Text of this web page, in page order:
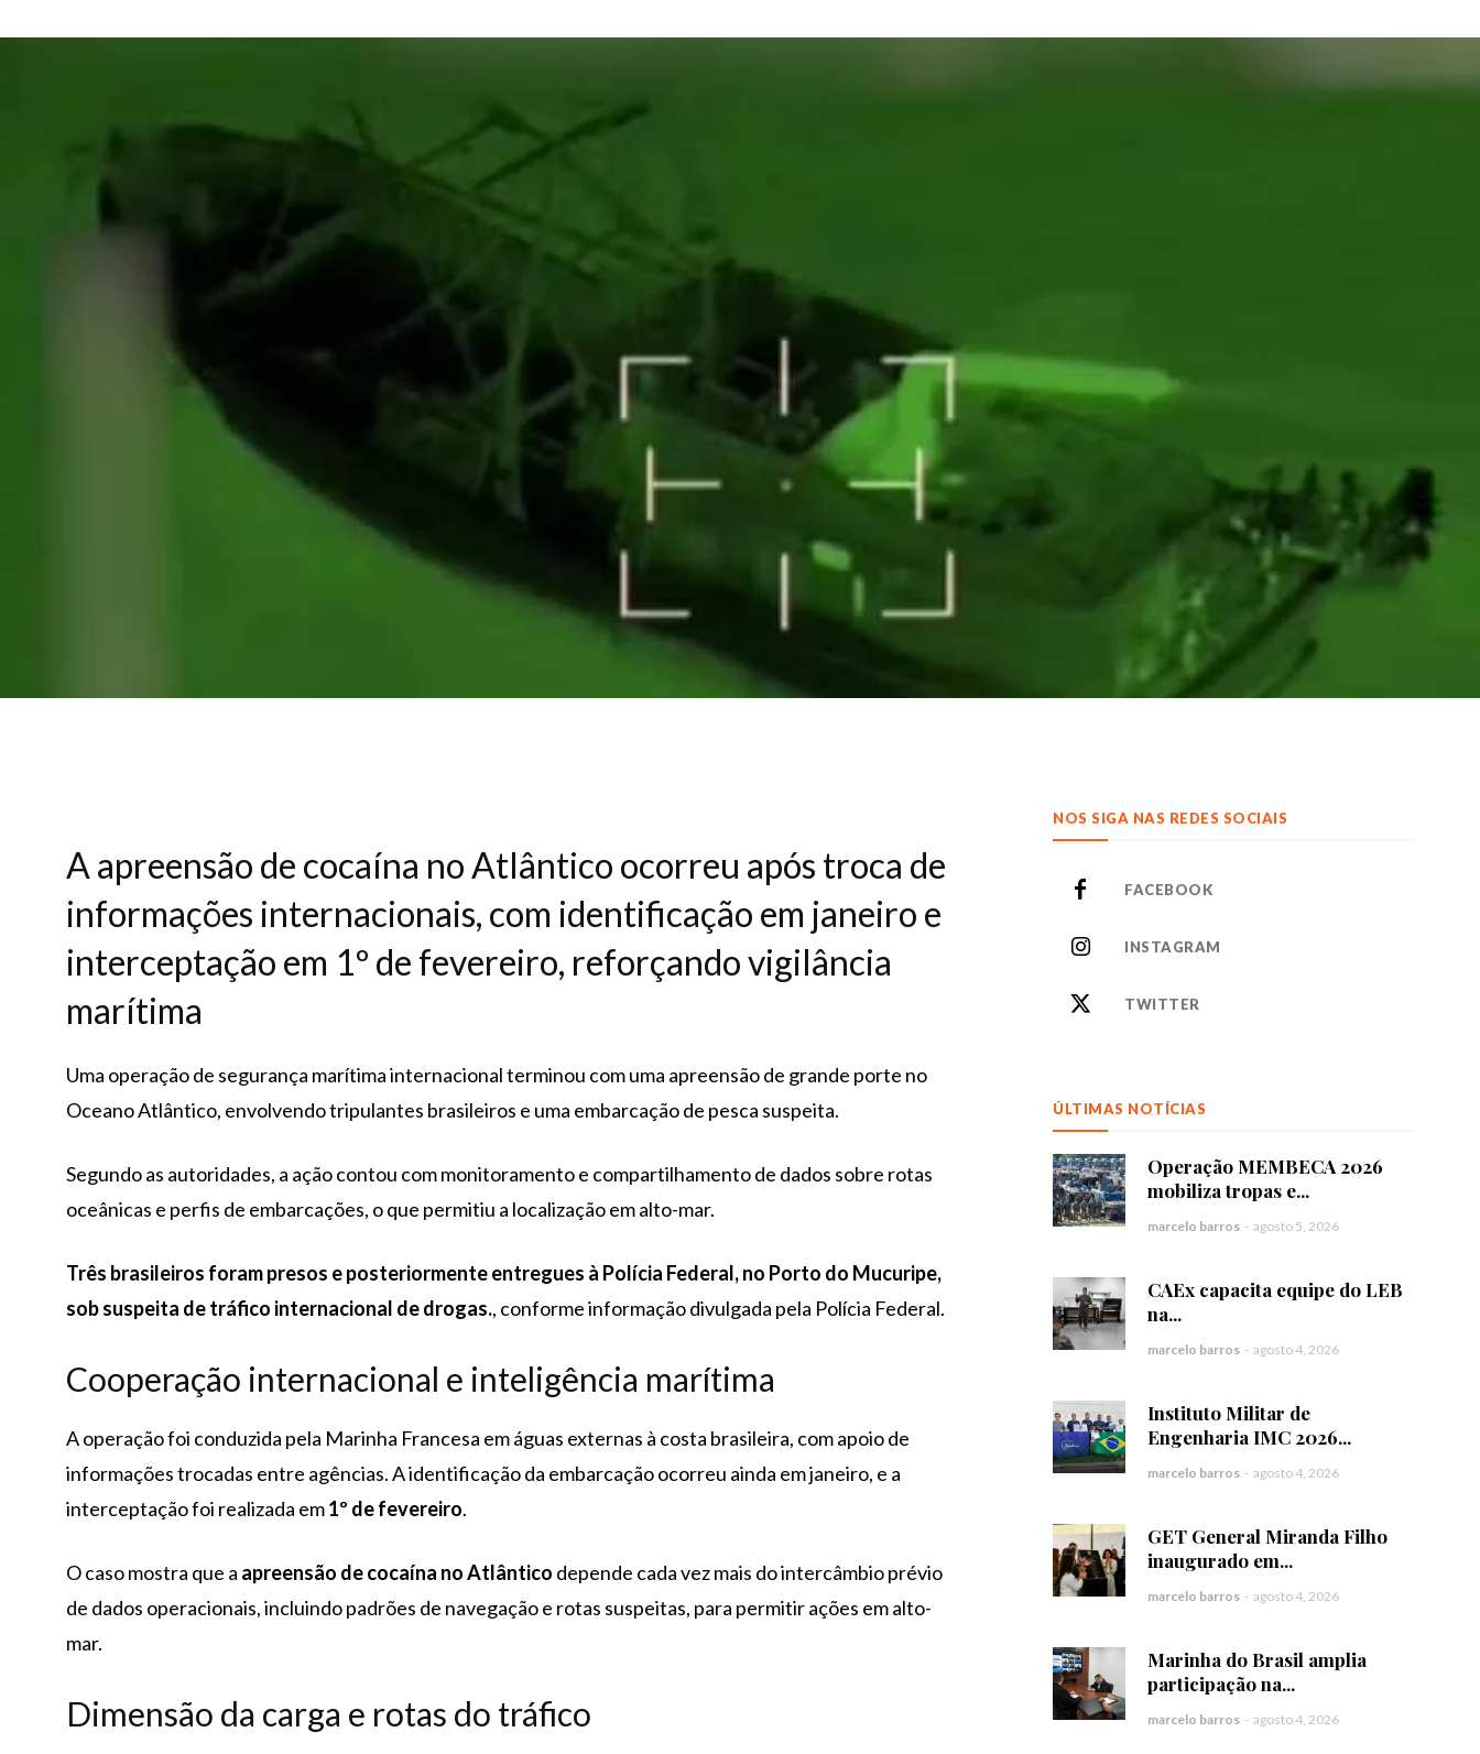
A apreensão de cocaína no Atlântico ocorreu após troca de
informações internacionais, com identificação em janeiro e
interceptação em 1º de fevereiro, reforçando vigilância
marítima
Uma operação de segurança marítima internacional terminou com uma apreensão de grande porte no
Oceano Atlântico, envolvendo tripulantes brasileiros e uma embarcação de pesca suspeita.
Segundo as autoridades, a ação contou com monitoramento e compartilhamento de dados sobre rotas
oceânicas e perfis de embarcações, o que permitiu a localização em alto-mar.
Três brasileiros foram presos e posteriormente entregues à Polícia Federal, no Porto do Mucuripe,
sob suspeita de tráfico internacional de drogas., conforme informação divulgada pela Polícia Federal.
Cooperação internacional e inteligência marítima
A operação foi conduzida pela Marinha Francesa em águas externas à costa brasileira, com apoio de
informações trocadas entre agências. A identificação da embarcação ocorreu ainda em janeiro, e a
interceptação foi realizada em1º de fevereiro.
O caso mostra que a apreensão de cocaína no Atlântico depende cada vez mais do intercâmbio prévio
de dados operacionais, incluindo padrões de navegação e rotas suspeitas, para permitir ações em alto-
mar.
Dimensão da carga e rotas do tráfico
NOS SIGA NAS REDES SOCIAIS
FACEBOOK
INSTAGRAM
TWITTER
ÚLTIMAS NOTÍCIAS
Operação MEMBECA 2026
mobiliza tropas e...
marcelo barros - agosto 5, 2026
CAEx capacita equipe do LEB
na...
marcelo barros - agosto 4, 2026
Instituto Militar de
Engenharia IMC 2026...
marcelo barros - agosto 4, 2026
GET General Miranda Filho
inaugurado em...
marcelo barros - agosto 4, 2026
Marinha do Brasil amplia
participação na...
marcelo barros - agosto 4, 2026